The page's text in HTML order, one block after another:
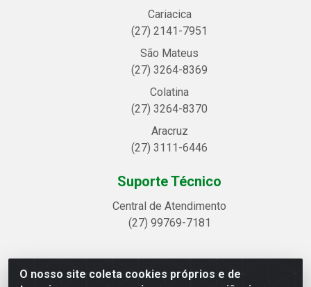
O nosso site coleta cookies próprios e de
Cariacica
(27) 2141-7951
São Mateus
(27) 3264-8369
Colatina
(27) 3264-8370
Aracruz
(27) 3111-6446
Suporte Técnico
Central de Atendimento
(27) 99769-7181
Linhavix Distribuidora LTDA - Avenida Alegre, 2521 -